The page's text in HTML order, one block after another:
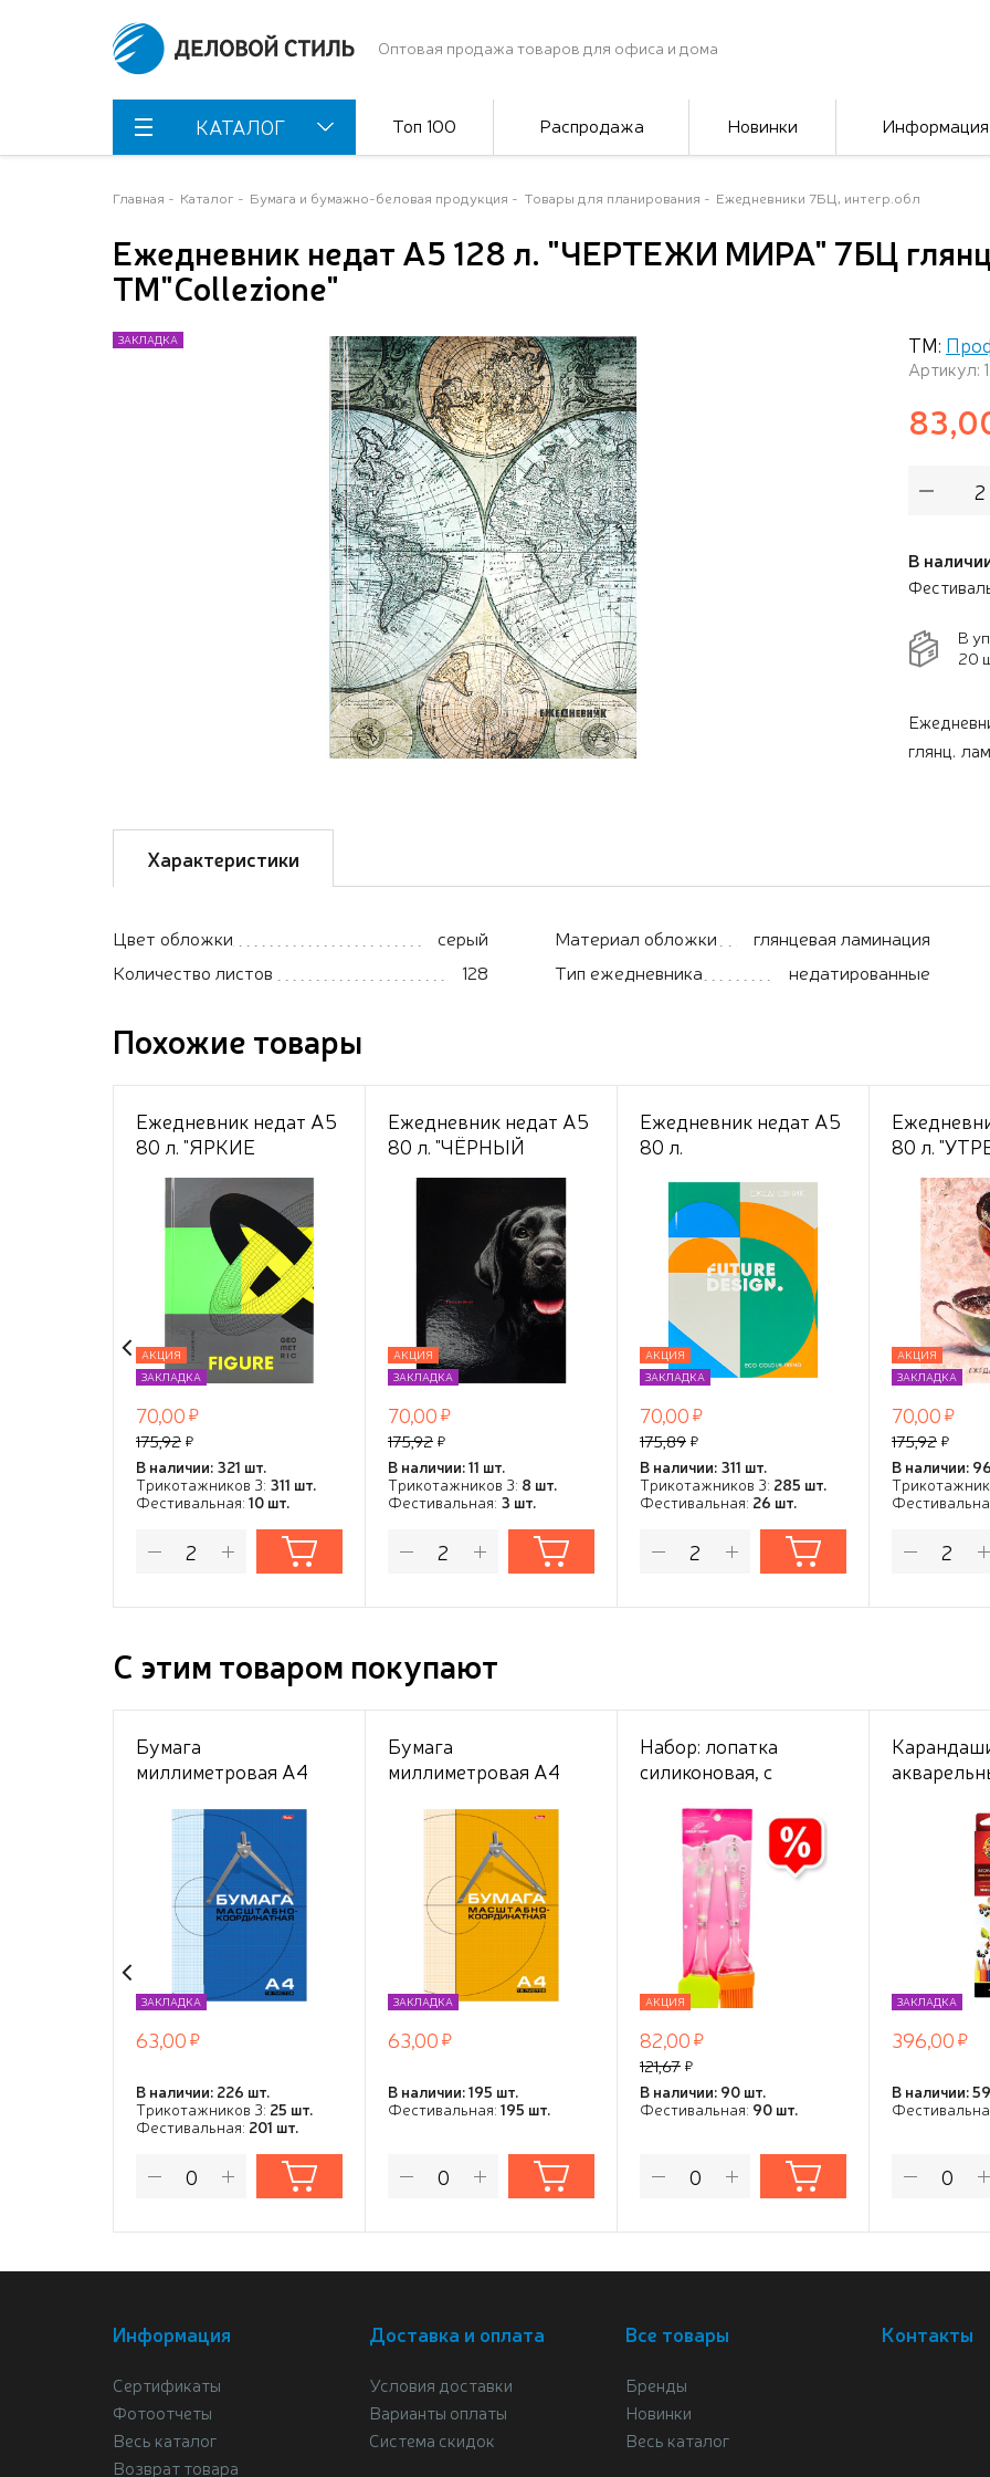
Оптовая продажа товаров для офиса и дома
КАТАЛОГ Топ 100 Распродажа Новинки Информация
Главная Каталог Бумага и бумажно-беловая продукция Товары для планирования Ежедневники 7БЦ, интегр.обл
Ежедневник недат А5 128 л. "ЧЕРТЕЖИ МИРА" 7БЦ
ТМ"Collezione"
ЗАКЛАДКА
ЗАКЛАДКА ТМ:
Артикул:
В
В
20
глянц.
Характеристики
Цвет обложки
серый
Количество листов
128
Материал обложки
глянцевая ламинация
Тип ежедневника
недатированные
Похожие товары
Ежедневник недат А5
80 л. "ЯРКИЕ
АКЦЕНТЫ" 7БЦ
глянц. лам., цвет
мелов.облож,
ТМ"Collezione"
АКЦИЯ
ЗАКЛАДКА
70,00
175,92
В наличии: 321 шт.
Трикотажников 3: 311 шт.
Фестивальная: 10 шт.
Ежедневник недат А5
80 л. "ЧЁРНЫЙ
ЛАБРАДОР",
обл,ТМ"Collezione"
АКЦИЯ
ЗАКЛАДКА
70,00
175,92
В наличии: 11 шт.
Трикотажников 3: 8 шт.
Фестивальная: 3 шт.
Ежедневник недат А5
80 л.
ДИЗАЙН-2" 7БЦ
софт-
тач+выбороч.лак,
ТМ"Collezione"
АКЦИЯ
ЗАКЛАДКА
70,00
175,89
В наличии: 311 шт.
Трикотажников 3: 285 шт.
Фестивальная: 26 шт.
80 л.
КОФЕ - 1",
АКЦИЯ
ЗАКЛАДКА
70,00
175,92
В наличии:
С этим товаром покупают
Бумага
миллиметровая А4
сетка)
ЗАКЛАДКА
63,00
В наличии: 226 шт.
Трикотажников 3: 25 шт.
Фестивальная: 201 шт.
Бумага
миллиметровая А4
сетка)
ЗАКЛАДКА
63,00
В наличии: 195 шт.
Фестивальная: 195 шт.
Набор: лопатка
силиконовая, с
ручкой, 24,5*5см +
кисточка силикон.
АКЦИЯ
82,00
121,67
В наличии: 90 шт.
Фестивальная: 90 шт.
коробка с
ЗАКЛАДКА
396,00
В наличии:
Информация
Сертификаты
Фотоотчеты
Весь каталог
Возврат товара
Доставка и оплата
Условия доставки
Варианты оплаты
Система скидок
Все товары
Бренды
Новинки
Весь каталог
Контакты